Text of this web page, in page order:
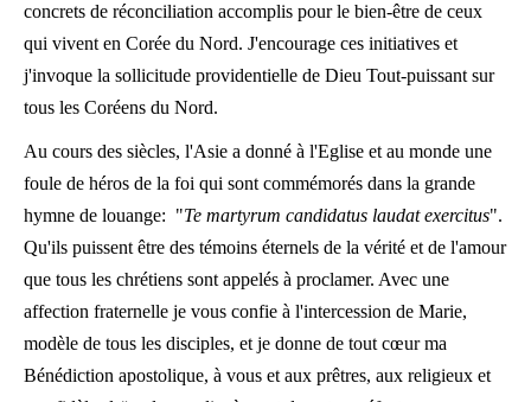
concrets de réconciliation accomplis pour le bien-être de ceux
qui vivent en Corée du Nord. J'encourage ces initiatives et
j'invoque la sollicitude providentielle de Dieu Tout-puissant sur
tous les Coréens du Nord.
Au cours des siècles, l'Asie a donné à l'Eglise et au monde une
foule de héros de la foi qui sont commémorés dans la grande
hymne de louange: "Te martyrum candidatus laudat exercitus".
Qu'ils puissent être des témoins éternels de la vérité et de l'amour
que tous les chrétiens sont appelés à proclamer. Avec une
affection fraternelle je vous confie à l'intercession de Marie,
modèle de tous les disciples, et je donne de tout cœur ma
Bénédiction apostolique, à vous et aux prêtres, aux religieux et